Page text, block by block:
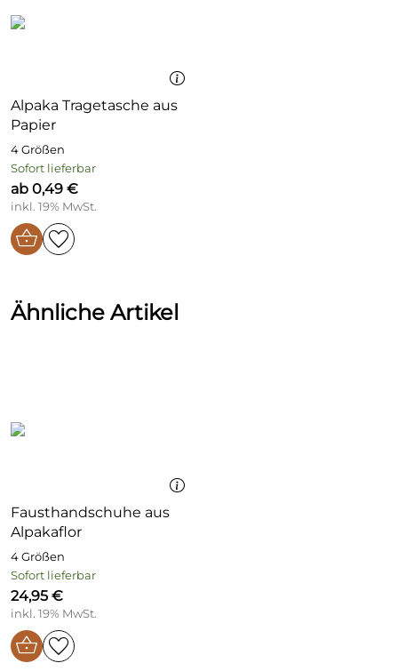
Alpaka Tragetasche aus
Papier
4 Größen
Sofort lieferbar
ab 0,49 €
inkl. 19% MwSt.
Ähnliche Artikel
Fausthandschuhe aus
Alpakaflor
4 Größen
Sofort lieferbar
24,95 €
inkl. 19% MwSt.